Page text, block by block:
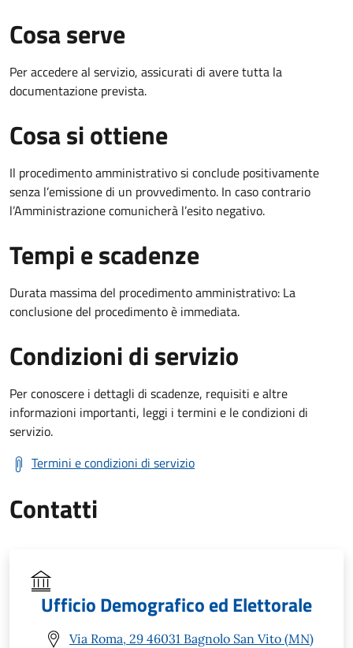
Cosa serve
Per accedere al servizio, assicurati di avere tutta la
documentazione prevista.
Cosa si ottiene
Il procedimento amministrativo si conclude positivamente
senza l’emissione di un provvedimento. In caso contrario
l’Amministrazione comunicherà l’esito negativo.
Tempi e scadenze
Durata massima del procedimento amministrativo: La
conclusione del procedimento è immediata.
Condizioni di servizio
Per conoscere i dettagli di scadenze, requisiti e altre
informazioni importanti, leggi i termini e le condizioni di
servizio.
Termini e condizioni di servizio
Contatti
Ufficio Demografico ed Elettorale
Via Roma, 29 46031 Bagnolo San Vito (MN)